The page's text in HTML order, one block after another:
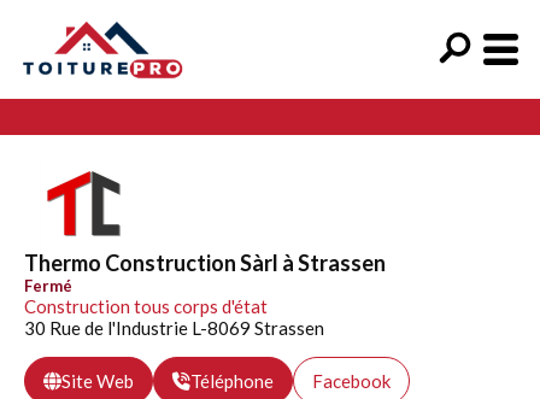
Thermo Construction Sàrl à Strassen
Fermé
Construction tous corps d'état
30 Rue de l'Industrie L-8069 Strassen
Site Web Téléphone
Facebook